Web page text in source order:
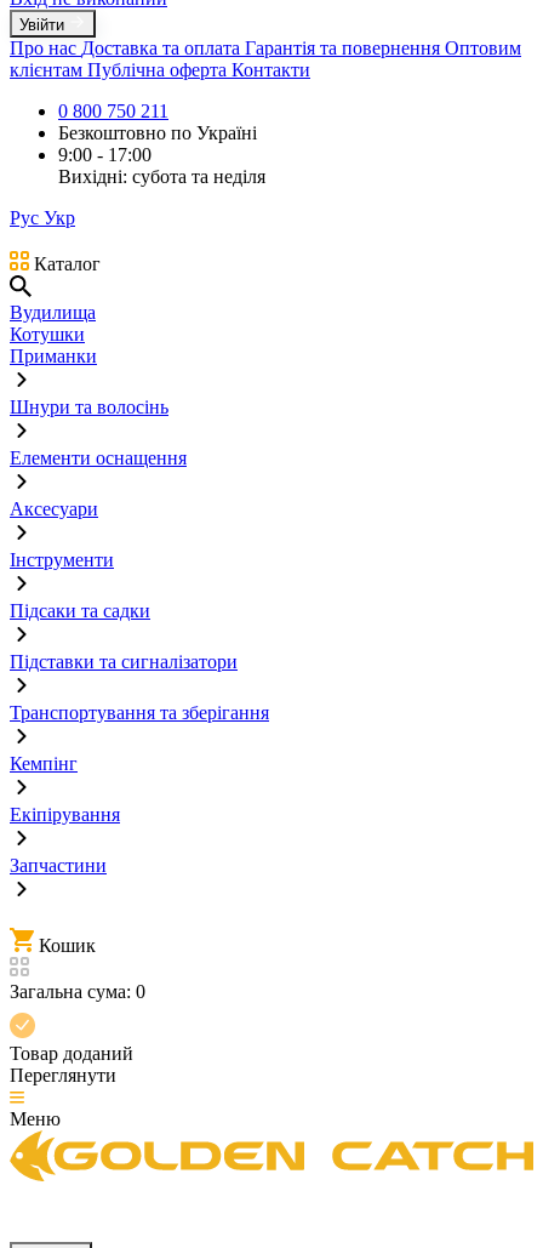
Увійти
Про нас Доставка та оплата Гарантія та повернення Оптовим
клієнтам Публічна оферта Контакти
0 800 750 211
Безкоштовно по Україні
9:00 - 17:00
Вихідні: субота та неділя
Рус Укр
Каталог
Вудилища
Котушки
Приманки
Шнури та волосінь
Елементи оснащення
Аксесуари
Інструменти
Підсаки та садки
Підставки та сигналізатори
Транспортування та зберігання
Кемпінг
Екіпірування
Запчастини
Кошик
Загальна сума: 0
Товар доданий
Переглянути
Меню